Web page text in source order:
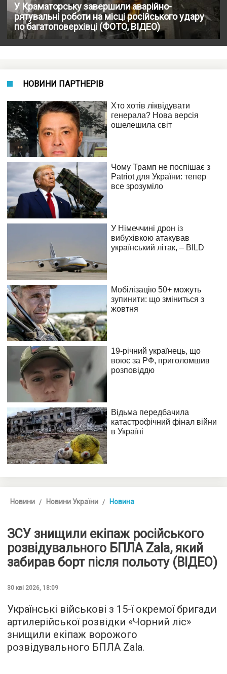
У Краматорську завершили аварійно-
рятувальні роботи на місці російського удару
по багатоповерхівці (ФОТО, ВІДЕО)
НОВИНИ ПАРТНЕРІВ
Новини Новини України Новина
ЗСУ знищили екіпаж російського
розвідувального БПЛА Zala, який
забирав борт після польоту (ВІДЕО)
30 кві 2026, 18:09
Українські військові з 15-ї окремої бригади
артилерійської розвідки «Чорний ліс»
знищили екіпаж ворожого
розвідувального БПЛА Zala.